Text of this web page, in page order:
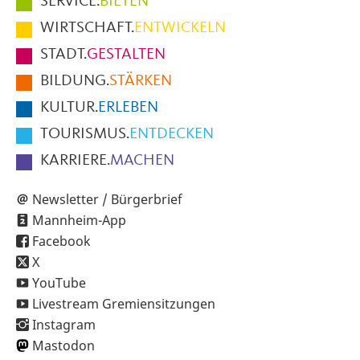
im
Fußbereich
der
Seite
WIRTSCHAFT.ENTWICKELN
STADT.GESTALTEN
BILDUNG.STÄRKEN
KULTUR.ERLEBEN
TOURISMUS.ENTDECKEN
KARRIERE.MACHEN
Newsletter / Bürgerbrief
Mannheim-App
Facebook
X
YouTube
Livestream Gremiensitzungen
Instagram
Mastodon